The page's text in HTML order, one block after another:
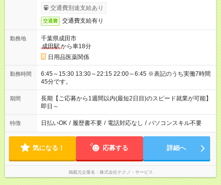
交通費別途支給あり
交通費 交通費支給有り
勤務地
千葉県成田市
成田駅から車18分
日用品医薬関係
勤務時間
6:45～15:30 13:30～22:15 22:00～6:45 ※表記のうち実働7時間
45分です。
期間
長期【ご応募から1週間以内(最短2日目)のスピード就業が可能】
即日～
特徴 日払いOK / 履歴書不要 / 電話対応なし / パソコンスキル不要
気になる！ 応募する 詳細へ
掲載元企業名 株式会社テクノ・サービス